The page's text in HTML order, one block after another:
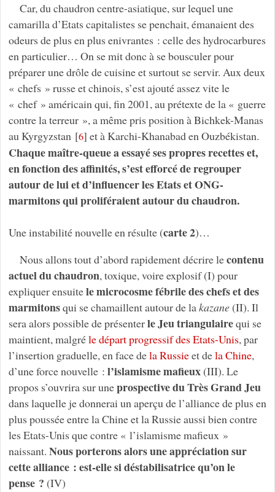
Car, du chaudron centre-asiatique, sur lequel une
camarilla d’Etats capitalistes se penchait, émanaient des
odeurs de plus en plus enivrantes : celle des hydrocarbures
en particulier… On se mit donc à se bousculer pour
préparer une drôle de cuisine et surtout se servir. Aux deux
« chefs » russe et chinois, s’est ajouté assez vite le
« chef » américain qui, fin 2001, au prétexte de la « guerre
contre la terreur », a même pris position à Bichkek-Manas
au Kyrgyzstan[6] et à Karchi-Khanabad en Ouzbékistan.
Chaque maître-queue a essayé ses propres recettes et,
en fonction des affinités, s’est efforcé de regrouper
autour de lui et d’influencer les Etats et ONG-
marmitons qui proliféraient autour du chaudron.
Une instabilité nouvelle en résulte (carte 2)…
Nous allons tout d’abord rapidement décrire lecontenu
actuel du chaudron, toxique, voire explosif (I) pour
expliquer ensuitele microcosme fébrile des chefs et des
marmitonsqui se chamaillent autour de lakazane (II). Il
sera alors possible de présenterle Jeu triangulairequi se
maintient, malgréle départ progressif des Etats-Unis, par
l’insertion graduelle, en face dela Russieet dela Chine,
d’une force nouvelle : l’islamisme mafieux (III). Le
propos s’ouvrira sur uneprospective du Très Grand Jeu
dans laquelle je donnerai un aperçu de l’alliance de plus en
plus poussée entre la Chine et la Russie aussi bien contre
les Etats-Unis que contre « l’islamisme mafieux »
naissant. Nous porterons alors une appréciation sur
cette alliance : est-elle si déstabilisatrice qu’on le
pense ? (IV)